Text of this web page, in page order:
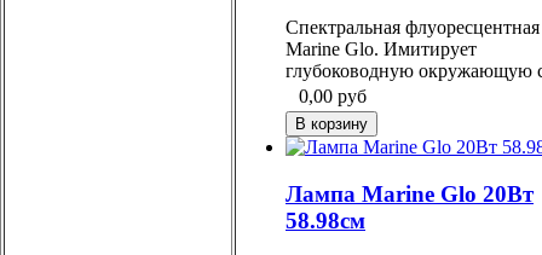
Спектральная
Marine Glo. Имитирует
глубоководную окружающую
0,00 руб
Лампа Marine Glo 20Вт
58.98см